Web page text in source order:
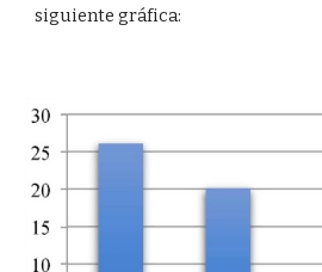
siguiente gráfica: